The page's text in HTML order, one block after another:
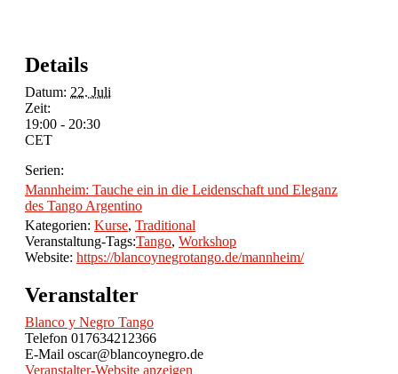
Details
Datum: 22. Juli
Zeit:
19:00 - 20:30
CET
Serien:
Mannheim: Tauche ein in die Leidenschaft und Eleganz
des Tango Argentino
Kategorien: Kurse, Traditional
Veranstaltung-Tags:Tango, Workshop
Website: https://blancoynegrotango.de/mannheim/
Veranstalter
Blanco y Negro Tango
Telefon 017634212366
E-Mail oscar@blancoynegro.de
Veranstalter-Website anzeigen